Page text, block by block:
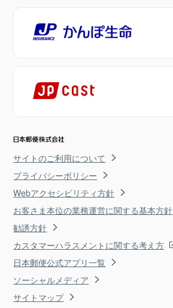
サイトのご利用について
プライバシーポリシー
Webアクセシビリティ方針
お客さま本位の業務運営に関する基本方針
勧誘方針
カスタマーハラスメントに関する考え方
日本郵便公式アプリ一覧
ソーシャルメディア
サイトマップ